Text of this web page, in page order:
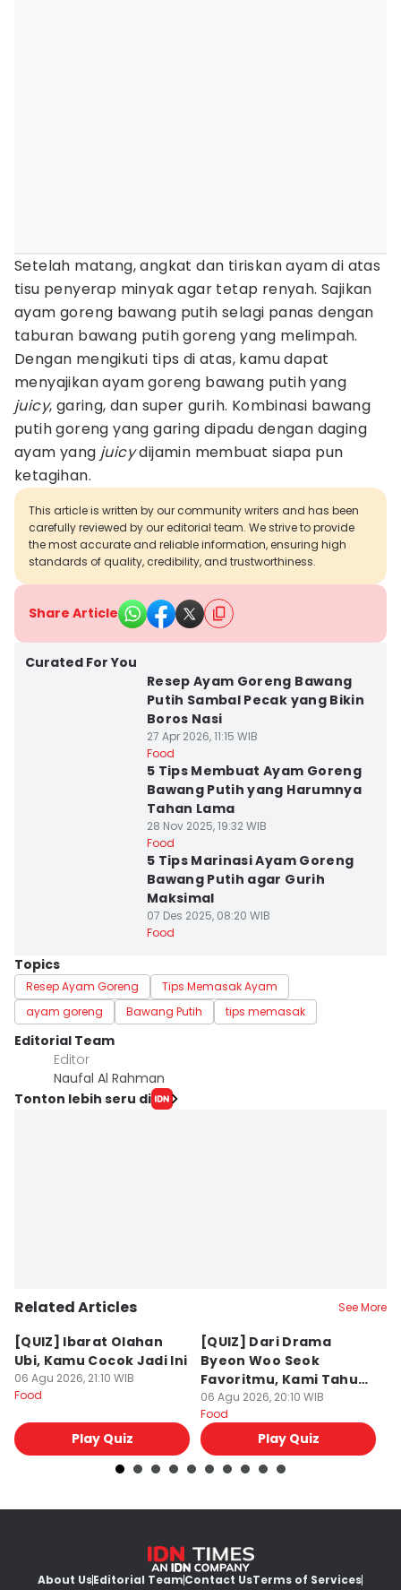
Setelah matang, angkat dan tiriskan ayam di atas
tisu penyerap minyak agar tetap renyah. Sajikan
ayam goreng bawang putih selagi panas dengan
taburan bawang putih goreng yang melimpah.
Dengan mengikuti tips di atas, kamu dapat
menyajikan ayam goreng bawang putih yang
juicy, garing, dan super gurih. Kombinasi bawang
putih goreng yang garing dipadu dengan daging
ayam yang juicydijamin membuat siapa pun
ketagihan.
This article is written by our community writers and has been
carefully reviewed by our editorial team. We strive to provide
the most accurate and reliable information, ensuring high
standards of quality, credibility, and trustworthiness.
Share Article
Curated For You
Resep Ayam Goreng Bawang
Putih Sambal Pecak yang Bikin
Boros Nasi
27 Apr 2026, 11:15 WIB
Food
5 Tips Membuat Ayam Goreng
Bawang Putih yang Harumnya
Tahan Lama
28 Nov 2025, 19:32 WIB
Food
5 Tips Marinasi Ayam Goreng
Bawang Putih agar Gurih
Maksimal
07 Des 2025, 08:20 WIB
Food
Topics
Resep Ayam Goreng
Tips Memasak Ayam
ayam goreng
Bawang Putih tips memasak
Editorial Team
Editor
Naufal Al Rahman
Tonton lebih seru di
Related Articles See More
[QUIZ] Ibarat Olahan
Ubi, Kamu Cocok Jadi Ini
06 Agu 2026, 21:10 WIB
Food
Play Quiz
[QUIZ] Dari Drama
Byeon Woo Seok
Favoritmu, Kami Tahu
Makanan yang Cocok
untukmu
06 Agu 2026, 20:10 WIB
Food
Play Quiz
About UsEditorial TeamContact UsTerms of Services